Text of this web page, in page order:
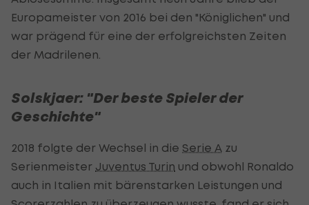
Europameister von 2016 bei den "Königlichen" und
war prägend für eine der erfolgreichsten Zeiten
der Madrilenen.
Solskjaer: "Der beste Spieler der
Geschichte"
2018 folgte der Wechsel in die Serie A zu
Serienmeister Juventus Turin und obwohl Ronaldo
auch in Italien mit bärenstarken Leistungen und